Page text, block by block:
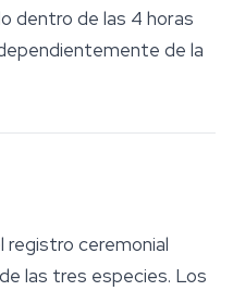
dentro de las 4 horas
de la
registro ceremonial
las tres especies. Los